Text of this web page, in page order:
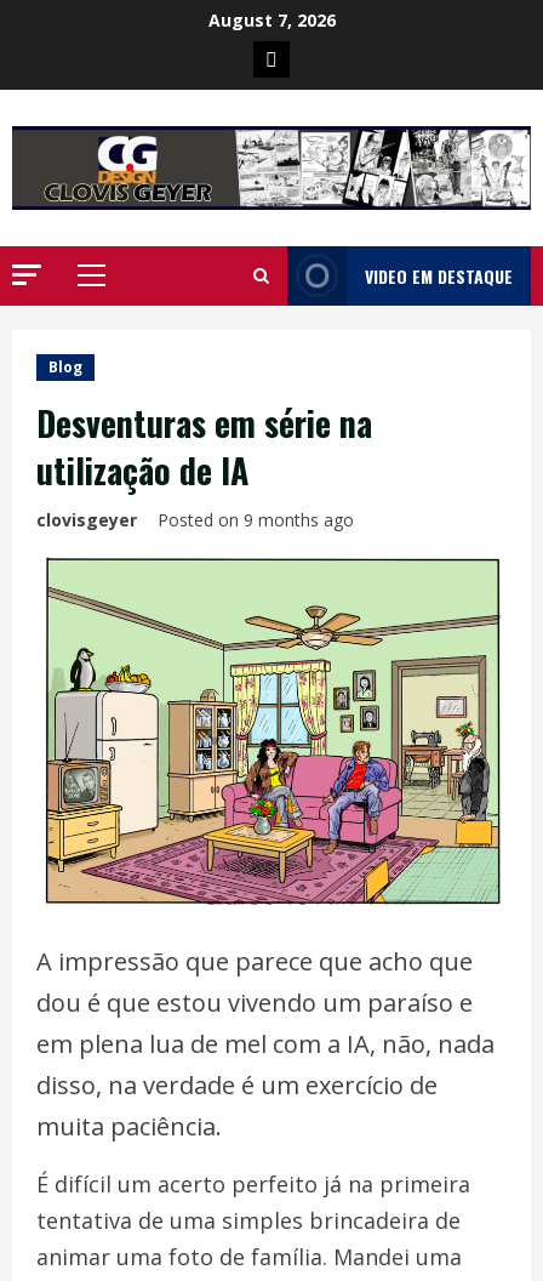
August 7, 2026
Poster
da
Ilha
Primary
VIDEO EM DESTAQUE
Blog
Desventuras em série na
utilização de IA
clovisgeyer Posted on 9 months ago
A impressão que parece que acho que
dou é que estou vivendo um paraíso e
em plena lua de mel com a IA, não, nada
disso, na verdade é um exercício de
muita paciência.
É difícil um acerto perfeito já na primeira
tentativa de uma simples brincadeira de
animar uma foto de família. Mandei uma